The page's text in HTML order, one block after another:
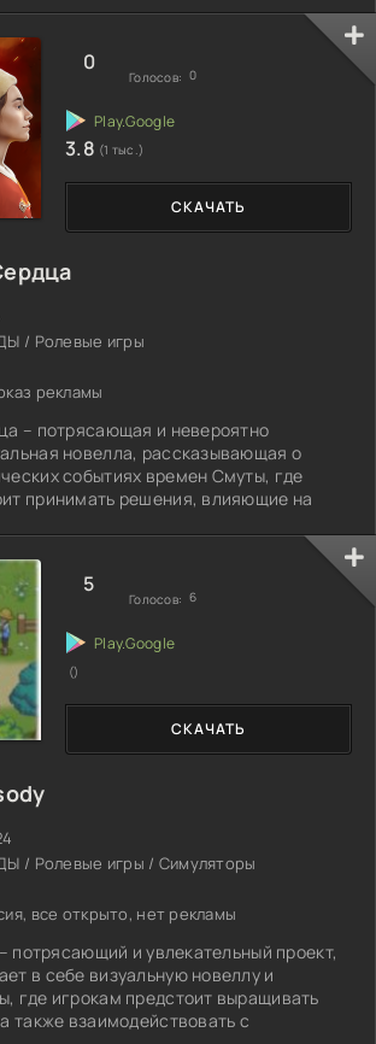
/ Ролевые игры
рекламы
– потрясающая и невероятно
новелла, рассказывающая о
событиях времен Смуты, где
принимать решения, влияющие на
СКАЧАТЬ
0
Голосов: 0
3.8 (1 тыс.)
/ Ролевые игры / Симуляторы
все открыто, нет рекламы
потрясающий и увлекательный проект,
в себе визуальную новеллу и
где игрокам предстоит выращивать
также взаимодействовать с
СКАЧАТЬ
5
Голосов: 6
()